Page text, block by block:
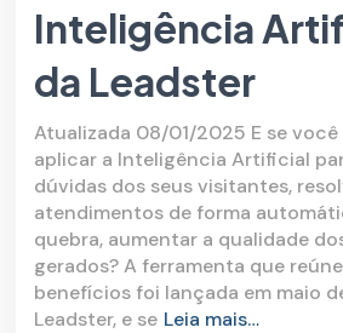
Inteligência
da Leadster
Atualizada 08/01/2025 E se você
aplicar a Inteligência Artificial
dúvidas dos seus visitantes,
atendimentos de forma
quebra, aumentar a qualidade
gerados? A ferramenta que
benefícios foi lançada em maio
Leadster, e se Leia mais…